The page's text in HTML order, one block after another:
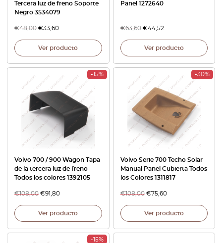
Tercera luz de freno Soporte
Negro 3534079
€48,00 €33,60
Ver producto
Panel 1272640
€63,60 €44,52
Ver producto
-15%
Volvo 700 / 900 Wagon Tapa
de la tercera luz de freno
Todos los colores 1392105
€108,00 €91,80
Ver producto
-30%
Volvo Serie 700 Techo Solar
Manual Panel Cubierta Todos
los Colores 1311817
€108,00 €75,60
Ver producto
-15%